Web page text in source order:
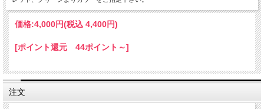
価格:4,000円(税込 4,400円)
[ポイント還元 44ポイント～]
注文